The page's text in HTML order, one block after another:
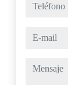
e-mail
mensaje